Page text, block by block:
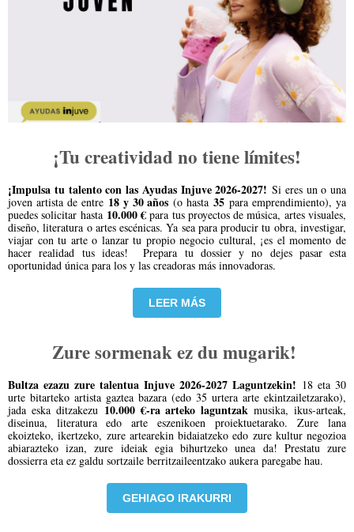
¡Tu creatividad no tiene límites!
¡Impulsa tu talento con las Ayudas Injuve 2026-2027! Si eres un o una
joven artista de entre 18 y 30 años (o hasta35 para emprendimiento), ya
puedes solicitar hasta 10.000 € para tus proyectos de música, artes visuales,
diseño, literatura o artes escénicas. Ya sea para producir tu obra, investigar,
viajar con tu arte o lanzar tu propio negocio cultural, ¡es el momento de
hacer realidad tus ideas! Prepara tu dossier y no dejes pasar esta
oportunidad única para los y las creadoras más innovadoras.
LEER MÁS
Zure sormenak ez du mugarik!
Bultza ezazu zure talentua Injuve 2026-2027 Laguntzekin! 18 eta 30
urte bitarteko artista gaztea bazara (edo 35 urtera arte ekintzailetzarako),
jada eska ditzakezu 10.000 €-ra arteko laguntzak musika, ikus-arteak,
diseinua, literatura edo arte eszenikoen proiektuetarako. Zure lana
ekoizteko, ikertzeko, zure artearekin bidaiatzeko edo zure kultur negozioa
abiarazteko izan, zure ideiak egia bihurtzeko unea da! Prestatu zure
dossierra eta ez galdu sortzaile berritzaileentzako aukera paregabe hau.
GEHIAGO IRAKURRI